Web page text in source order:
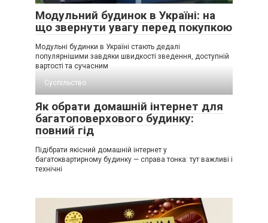
Модульний будинок в Україні: на
що звернути увагу перед покупкою
Модульні будинки в Україні стають дедалі
популярнішими завдяки швидкості зведення, доступній
вартості та сучасним
Суспільство
Як обрати домашній інтернет для
багатоповерхового будинку:
повний гід
Підібрати якісний домашній інтернет у
багатоквартирному будинку — справа тонка: тут важливі і
технічні